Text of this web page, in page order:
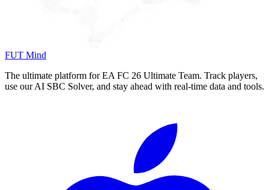
FUT Mind
The ultimate platform for EA FC 26 Ultimate Team. Track players,
use our AI SBC Solver, and stay ahead with real-time data and tools.